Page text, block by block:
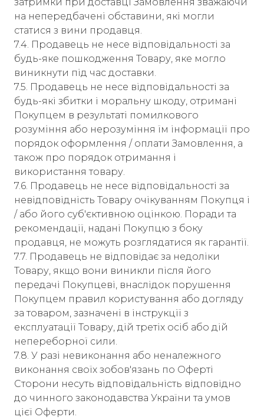
на непередбачені обставини, які могли
статися з вини продавця.
7.4. Продавець не несе відповідальності за
будь-яке пошкодження Товару, яке могло
виникнути під час доставки.
7.5. Продавець не несе відповідальності за
будь-які збитки і моральну шкоду, отримані
Покупцем в результаті помилкового
розуміння або нерозуміння їм інформації про
порядок оформлення / оплати Замовлення, а
також про порядок отримання і
використання товару.
7.6. Продавець не несе відповідальності за
невідповідність Товару очікуванням Покупця і
/ або його суб'єктивною оцінкою. Поради та
рекомендації, надані Покупцю з боку
продавця, не можуть розглядатися як гарантії.
7.7. Продавець не відповідає за недоліки
Товару, якщо вони виникли після його
передачі Покупцеві, внаслідок порушення
Покупцем правил користування або догляду
за товаром, зазначені в інструкції з
експлуатації Товару, дій третіх осіб або дій
непереборної сили.
7.8. У разі невиконання або неналежного
виконання своїх зобов'язань по Оферті
Сторони несуть відповідальність відповідно
до чинного законодавства України та умов
цієї Оферти.